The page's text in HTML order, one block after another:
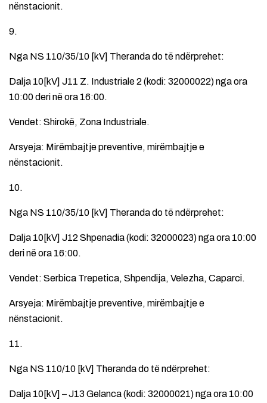
nënstacionit.
9.
Nga NS 110/35/10 [kV] Theranda do të ndërprehet:
Dalja 10[kV] J11 Z. Industriale 2 (kodi: 32000022) nga ora
10:00 deri në ora 16:00.
Vendet: Shirokë, Zona Industriale.
Arsyeja: Mirëmbajtje preventive, mirëmbajtje e
nënstacionit.
10.
Nga NS 110/35/10 [kV] Theranda do të ndërprehet:
Dalja 10[kV] J12 Shpenadia (kodi: 32000023) nga ora 10:00
deri në ora 16:00.
Vendet: Serbica Trepetica, Shpendija, Velezha, Caparci.
Arsyeja: Mirëmbajtje preventive, mirëmbajtje e
nënstacionit.
11.
Nga NS 110/10 [kV] Theranda do të ndërprehet:
Dalja 10[kV] – J13 Gelanca (kodi: 32000021) nga ora 10:00